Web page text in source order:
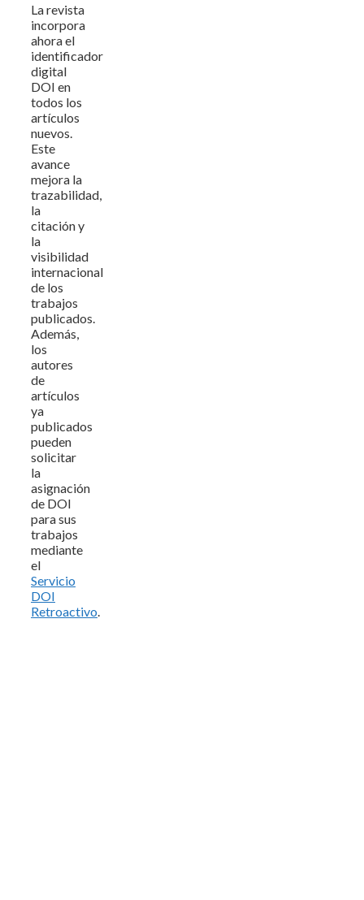
La revista
incorpora
ahora el
identificador
digital
DOI en
todos los
artículos
nuevos.
Este
avance
mejora la
trazabilidad,
la
citación y
la
visibilidad
internacional
de los
trabajos
publicados.
Además,
los
autores
de
artículos
ya
publicados
pueden
solicitar
la
asignación
de DOI
para sus
trabajos
mediante
el
Servicio
DOI
Retroactivo